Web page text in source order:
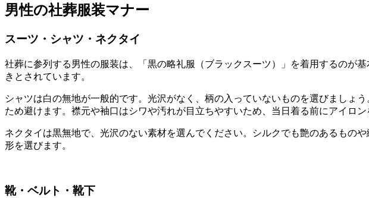
男性の社葬服装マナー
スーツ・シャツ・ネクタイ
社葬に参列する男性の服装は、「黒の略礼服（ブラックスーツ）」を着用するのが
きとされています。
シャツは白の無地が一般的です。光沢がなく、柄の入っていないものを選びましょ
ため避けます。襟元や袖口はシワや汚れが目立ちやすいため、当日着る前にアイロ
ネクタイは黒無地で、光沢のない素材を選んでください。シルクでも艶のあるもの
形を選びます。
靴・ベルト・靴下